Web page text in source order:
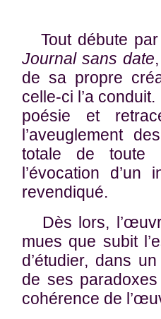
Tout débute par
Journal sans date
de sa propre
celle-ci l’a
poésie et
l’aveuglement
totale de toute
l’évocation d’un
revendiqué.
Dès lors,
mues que subit
d’étudier, dans
de ses paradoxes
cohérence de